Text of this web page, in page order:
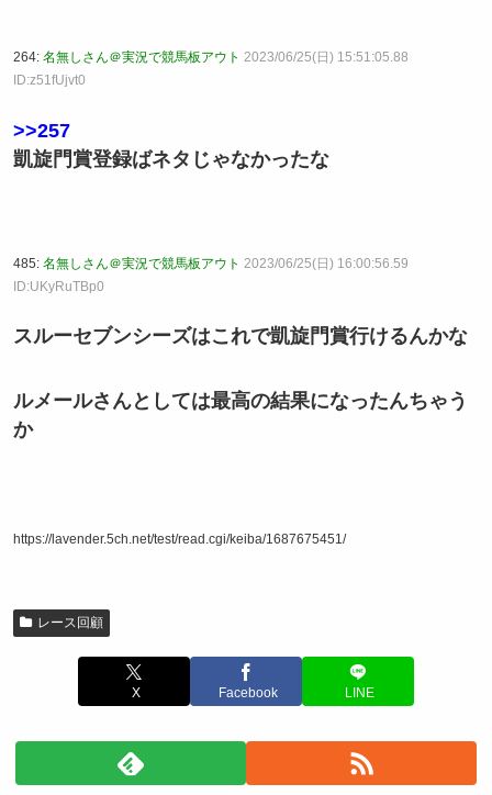
264: 名無しさん＠実況で競馬板アウト 2023/06/25(日) 15:51:05.88
ID:z51fUjvt0
>>257
凱旋門賞登録ばネタじゃなかったな
485: 名無しさん＠実況で競馬板アウト 2023/06/25(日) 16:00:56.59
ID:UKyRuTBp0
スルーセブンシーズはこれで凱旋門賞行けるんかな
ルメールさんとしては最高の結果になったんちゃう
か
https://lavender.5ch.net/test/read.cgi/keiba/1687675451/
レース回顧
X Facebook LINE